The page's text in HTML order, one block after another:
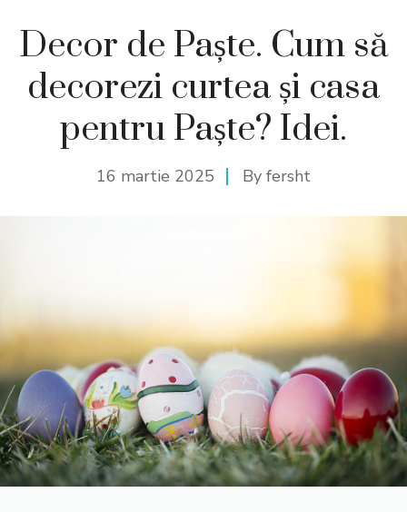
Decor de Paște. Cum să
decorezi curtea și casa
pentru Paște? Idei.
16 martie 2025 By fersht